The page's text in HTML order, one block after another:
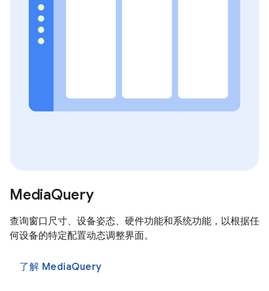
MediaQuery
查询窗口尺寸、设备姿态、硬件功能和系统功能，以根据任
何设备的特定配置动态调整界面。
了解 MediaQuery